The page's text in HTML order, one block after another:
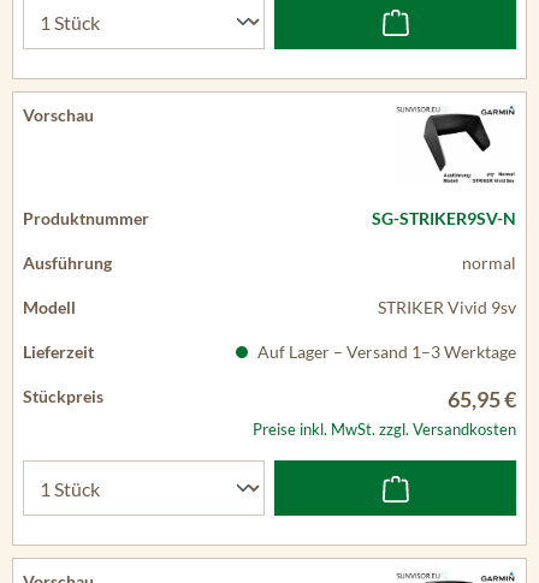
SG-STRIKER9SV-N
normal
STRIKER Vivid 9sv
Auf Lager – Versand 1–3 Werktage
65,95 €
Preise inkl. MwSt. zzgl. Versandkosten